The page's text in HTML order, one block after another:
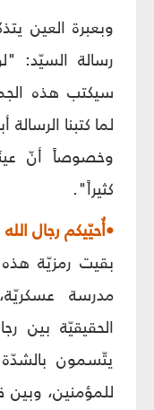
وبعبرة العين
رسالة السيّد:
سيكتب هذه
لما كتبنا
وخصوصاً أنّ
كثيراً".
•أُحيّيكم رجال الله
بقيت رمزيّة هذه
مدرسة
الحقيقيّة بين
يتّسمون بالشدّة
للمؤمنين،